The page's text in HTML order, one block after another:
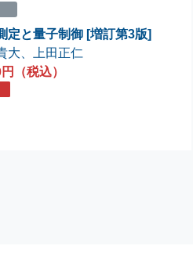
定と量子制御 [増訂第3版]
大 上田正仁
（税込）